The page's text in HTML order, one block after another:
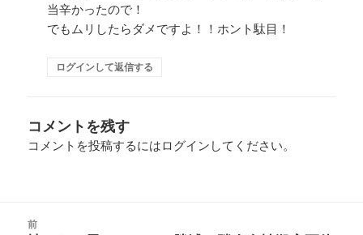
当辛かったので！
でもムリしたらダメですよ！！ホント駄目！
ログインして返信する
コメントを残す
コメントを投稿するにはログイン してください。
前